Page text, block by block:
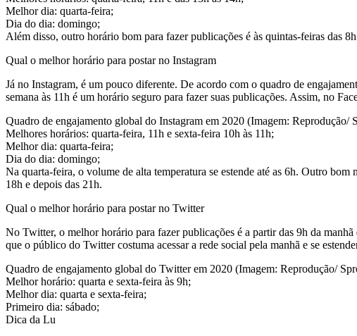
Melhor dia: quarta-feira;
Dia do dia: domingo;
Além disso, outro horário bom para fazer publicações é às quintas-feiras das
Qual o melhor horário para postar no Instagram
Já no Instagram, é um pouco diferente. De acordo com o quadro de
semana às 11h é um horário seguro para fazer suas publicações. Assim, no
Quadro de engajamento global do Instagram em 2020 (Imagem: Reprodução/
Melhores horários: quarta-feira, 11h e sexta-feira 10h às 11h;
Melhor dia: quarta-feira;
Dia do dia: domingo;
Na quarta-feira, o volume de alta temperatura se estende até as 6h. Outro
18h e depois das 21h.
Qual o melhor horário para postar no Twitter
No Twitter, o melhor horário para fazer publicações é a partir das 9h da
que o público do Twitter costuma acessar a rede social pela manhã e se
Quadro de engajamento global do Twitter em 2020 (Imagem: Reprodução/
Melhor horário: quarta e sexta-feira às 9h;
Melhor dia: quarta e sexta-feira;
Primeiro dia: sábado;
Dica da Lu